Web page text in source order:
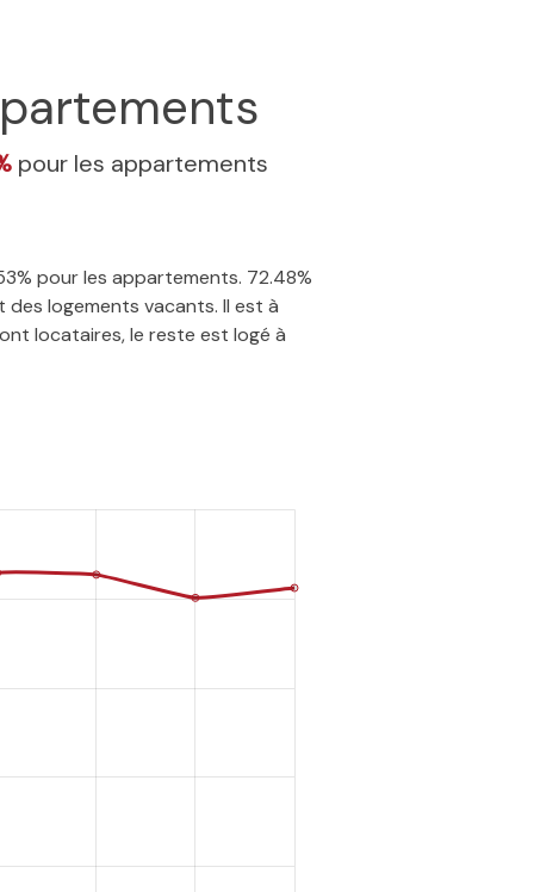
pour les appartements
pour les appartements. 72.48%
logements vacants. Il est à
locataires, le reste est logé à